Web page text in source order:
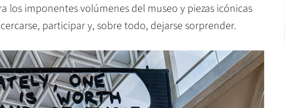
los imponentes volúmenes del museo y piezas icónicas
participar y, sobre todo, dejarse sorprender.